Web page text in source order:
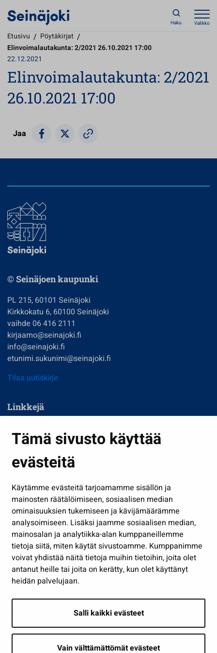
Tämä sivusto käyttää
evästeitä
Käytämme evästeitä tarjoamamme sisällön ja
mainosten räätälöimiseen, sosiaalisen median
ominaisuuksien tukemiseen ja kävijämäärämme
analysoimiseen. Lisäksi jaamme sosiaalisen median,
mainosalan ja analytiikka-alan kumppaneillemme
tietoja siitä, miten käytät sivustoamme. Kumppanimme
voivat yhdistää näitä tietoja muihin tietoihin, joita olet
antanut heille tai joita on kerätty, kun olet käyttänyt
heidän palvelujaan.
Salli kaikki evästeet
Vain välttämättömät evästeet
Haku Valikko
Etusivu / Pöytäkirjat /
Elinvoimalautakunta: 2/2021 26.10.2021 17:00
22.12.2021
Elinvoimalautakunta: 2/2021
26.10.2021 17:00
Jaa
© Seinäjoen kaupunki
PL 215, 60101 Seinäjoki
Kirkkokatu 6, 60100 Seinäjoki
vaihde 06 416 2111
kirjaamo@seinajoki.fi
info@seinajoki.fi
etunimi.sukunimi@seinajoki.fi
Tilaa uutiskirje
Linkkejä
Kasvatus ja opetus
Kulttuuri ja liikunta
Työ ja yrittäminen
Osallistu ja asioi
Näytä omat evästeasetukseni
Seuraa meitä